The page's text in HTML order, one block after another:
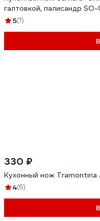
галтовкой, палисандр SO-
5(1)
330 ₽
Кухонный нож
4(6)